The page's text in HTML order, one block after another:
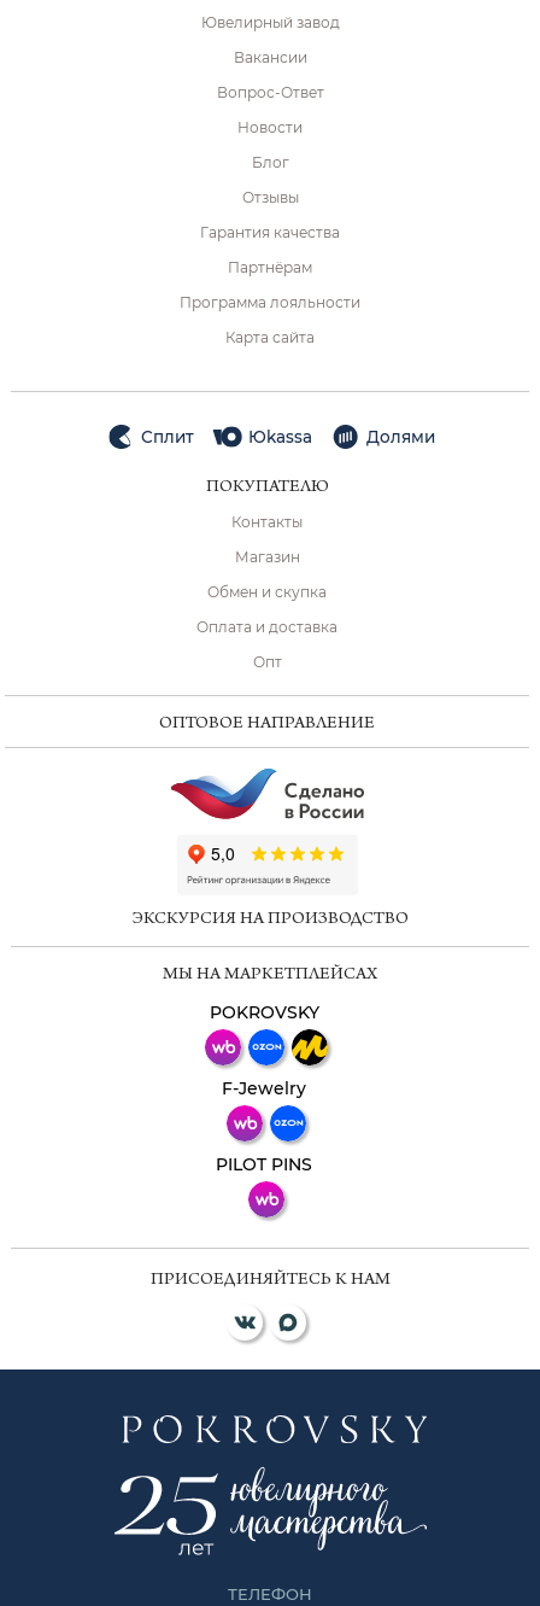
Ювелирный завод
Вакансии
Вопрос-Ответ
Новости
Блог
Отзывы
Гарантия качества
Партнёрам
Программа лояльности
Карта сайта
Сплит Юkassa Долями
ПОКУПАТЕЛЮ
Контакты
Магазин
Обмен и скупка
Оплата и доставка
Опт
ОПТОВОЕ НАПРАВЛЕНИЕ
ЭКСКУРСИЯ НА ПРОИЗВОДСТВО
МЫ НА МАРКЕТПЛЕЙСАХ
POKROVSKY
F-Jewelry
PILOT PINS
ПРИСОЕДИНЯЙТЕСЬ К НАМ
ТЕЛЕФОН